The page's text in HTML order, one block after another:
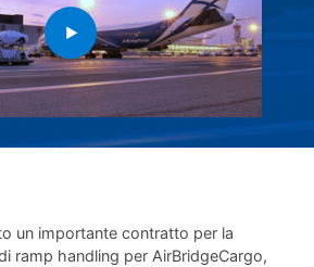
un importante contratto per la
ramp handling per AirBridgeCargo,